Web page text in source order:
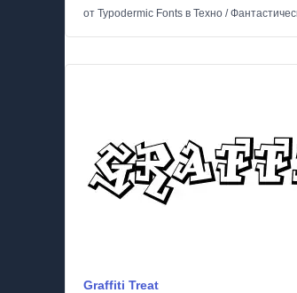
от Typodermic Fonts в Техно /
Graffiti Treat